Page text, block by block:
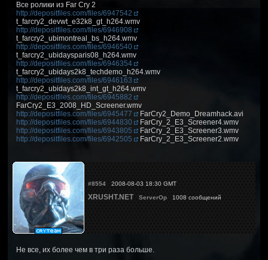
Все ролики из Far Cry 2
http://depositfiles.com/files/6947542
t_farcry2_devwt_e32k8_gt_h264.wmv
http://depositfiles.com/files/6946908
t_farcry2_ubimontreal_bs_h264.wmv
http://depositfiles.com/files/6946540
t_farcry2_ubidaysparis08_h264.wmv
http://depositfiles.com/files/6946354
t_farcry2_ubidays2k8_techdemo_h264.wmv
http://depositfiles.com/files/6946163
t_farcry2_ubidays2k8_int_gt_h264.wmv
http://depositfiles.com/files/6945882
FarCry2_E3_2008_HD_Screener.wmv
http://depositfiles.com/files/6945477
FarCry2_Demo_Dreamhack.avi
http://depositfiles.com/files/6944830
FarCry_2_E3_Screener4.wmv
http://depositfiles.com/files/6943805
FarCry_2_E3_Screener3.wmv
http://depositfiles.com/files/6942505
FarCry_2_E3_Screener2.wmv
#8554 2008-08-03 18:30 GMT
XRUSHT.NET ServerOp 1008 сообщений
Не все, их более чем в три раза больше.